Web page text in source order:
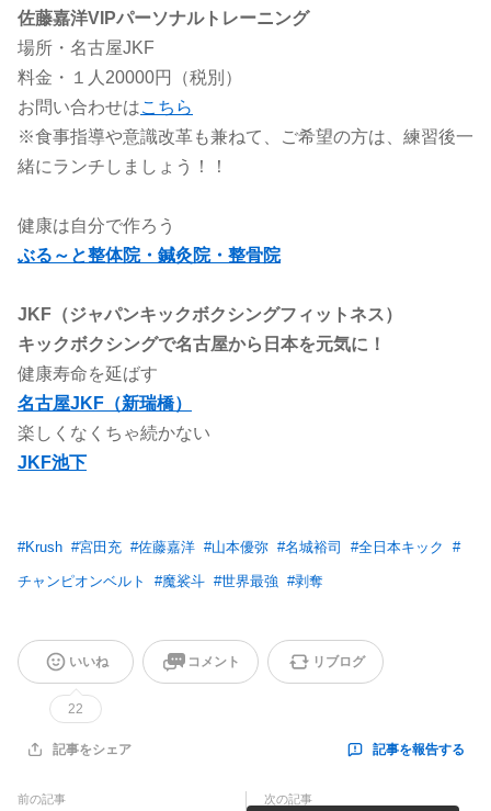
佐藤嘉洋VIPパーソナルトレーニング
場所・名古屋JKF
料金・１人20000円（税別）
お問い合わせはこちら
※食事指導や意識改革も兼ねて、ご希望の方は、練習後一
緒にランチしましょう！！
健康は自分で作ろう
ぶる～と整体院・鍼灸院・整骨院
JKF（ジャパンキックボクシングフィットネス）
キックボクシングで名古屋から日本を元気に！
健康寿命を延ばす
名古屋JKF（新瑞橋）
楽しくなくちゃ続かない
JKF池下
#Krush #宮田充 #佐藤嘉洋 #山本優弥 #名城裕司 #全日本キック #
チャンピオンベルト #魔裟斗 #世界最強 #剥奪
いいね
22
コメント リブログ
記事をシェア 記事を報告する
前の記事 次の記事